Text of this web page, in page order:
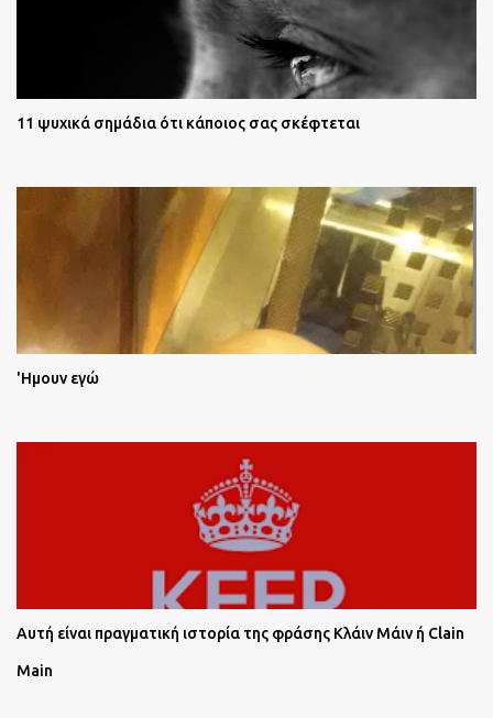
11 ψυχικά σημάδια ότι κάποιος σας σκέφτεται
'Ημουν εγώ
Αυτή είναι πραγματική ιστορία της φράσης Κλάιν Μάιν ή Clain
Main